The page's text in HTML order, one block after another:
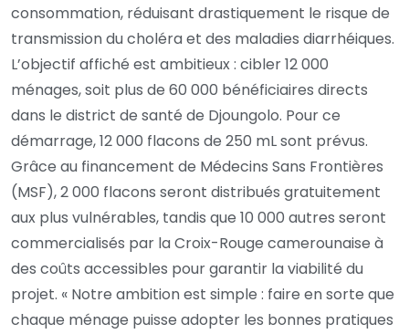
consommation, réduisant drastiquement le risque de
transmission du choléra et des maladies diarrhéiques.
L’objectif affiché est ambitieux : cibler 12 000
ménages, soit plus de 60 000 bénéficiaires directs
dans le district de santé de Djoungolo. Pour ce
démarrage, 12 000 flacons de 250 mL sont prévus.
Grâce au financement de Médecins Sans Frontières
(MSF), 2 000 flacons seront distribués gratuitement
aux plus vulnérables, tandis que 10 000 autres seront
commercialisés par la Croix-Rouge camerounaise à
des coûts accessibles pour garantir la viabilité du
projet. « Notre ambition est simple : faire en sorte que
chaque ménage puisse adopter les bonnes pratiques